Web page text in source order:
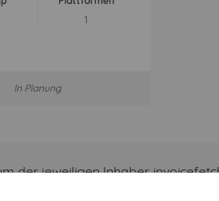
1
In Planung
der jeweiligen Inhaber.